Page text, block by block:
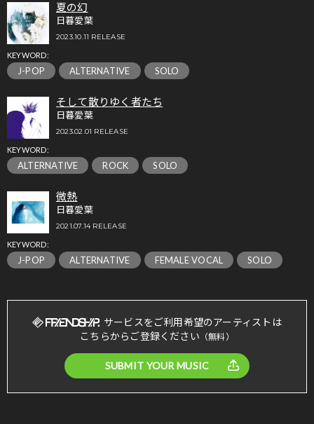
夏の幻
日暮愛葉
2023.10.11 RELEASE
KEYWORD:
J-POP ALTERNATIVE SOLO
そして散りゆく者たち
日暮愛葉
2023.02.01 RELEASE
KEYWORD:
ALTERNATIVE ROCK SOLO
微熱
日暮愛葉
2021.07.14 RELEASE
KEYWORD:
J-POP ALTERNATIVE FEMALE VOCAL SOLO
サービスをご利用希望のアーティストは
こちらからご登録ください （無料）
SUBMIT YOUR MUSIC